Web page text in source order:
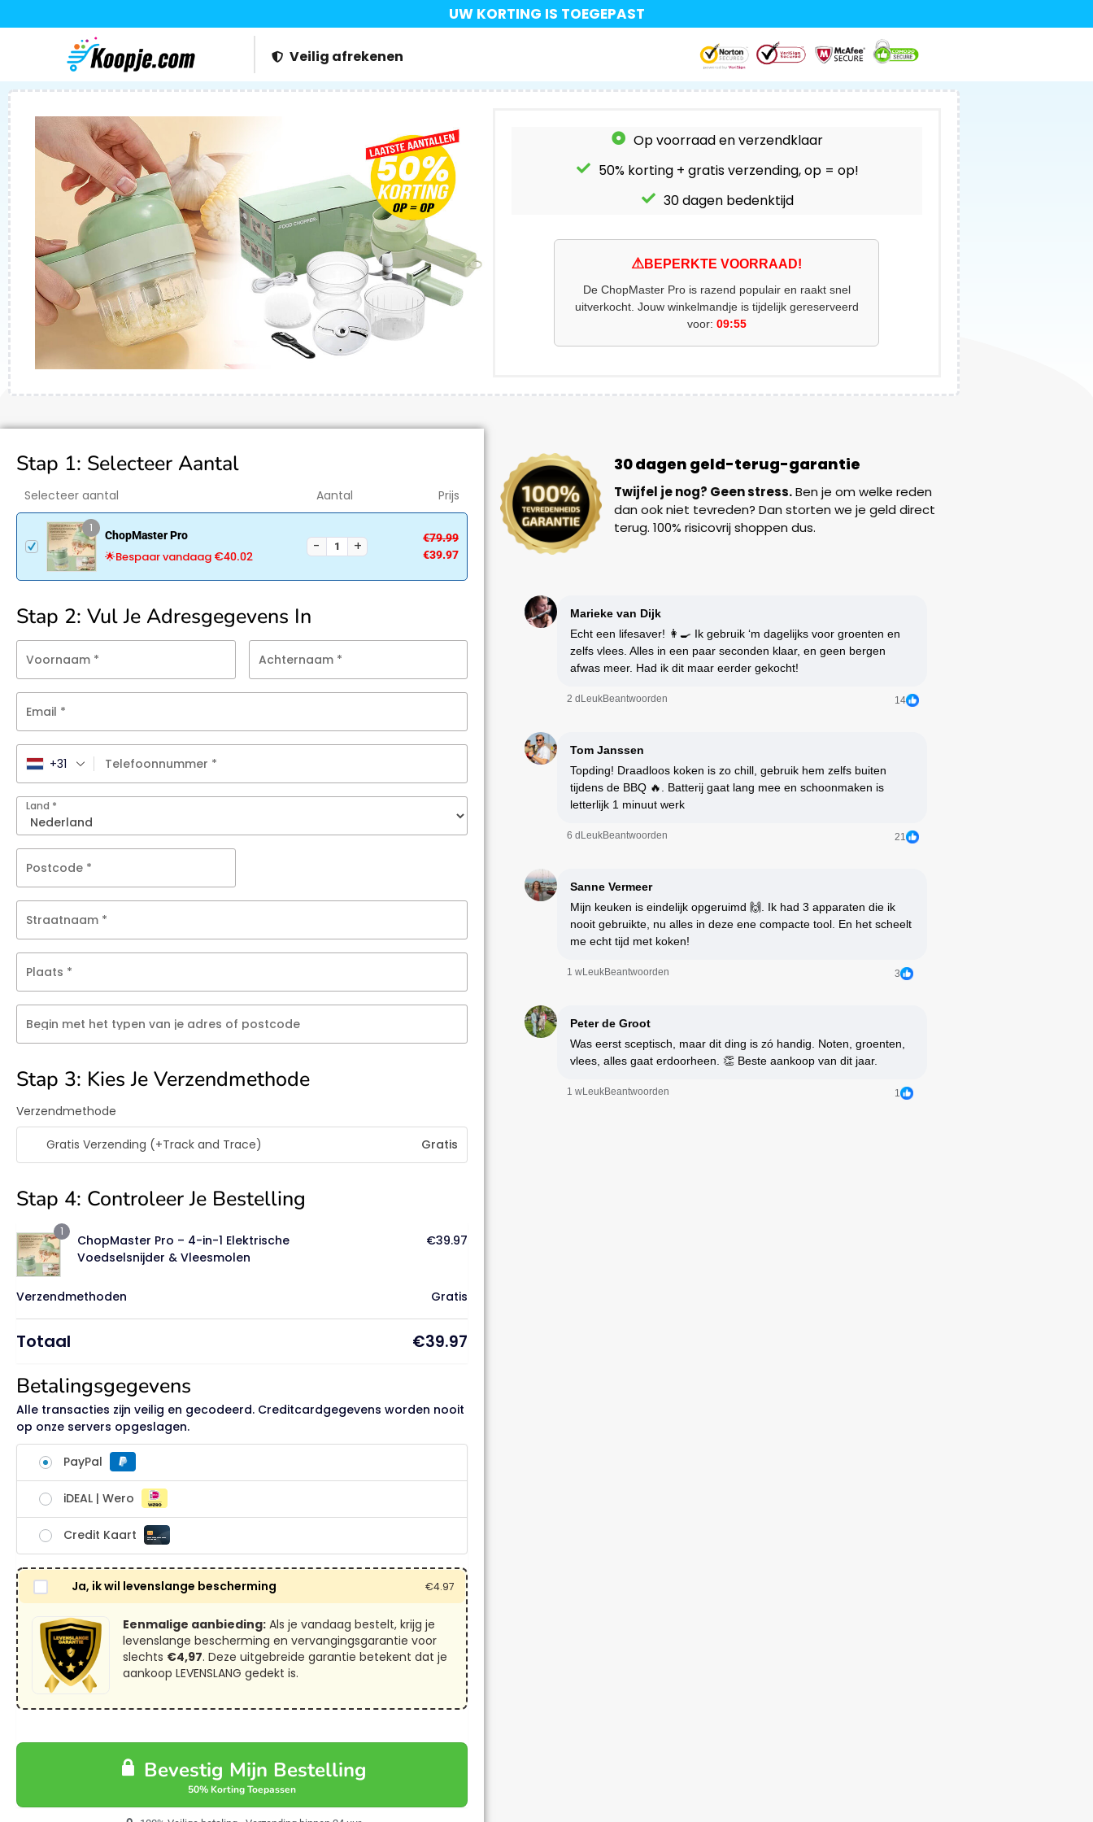
UW KORTING IS TOEGEPAST
Veilig afrekenen
Op voorraad en verzendklaar
50% korting + gratis verzending, op = op!
30 dagen bedenktijd
⚠BEPERKTE VOORRAAD!
De ChopMaster Pro is razend populair en raakt snel
uitverkocht. Jouw winkelmandje is tijdelijk gereserveerd
voor: 09:55
Stap 1: Selecteer Aantal
Selecteer aantal Aantal Prijs
1
ChopMaster Pro
🌟Bespaar vandaag €40.02
€79.99
€39.97
Stap 2: Vul Je Adresgegevens In
Voornaam * Achternaam *
Email *
Telefoonnummer *
+31
Land *
Postcode *
Straatnaam *
Plaats *
Begin met het typen van je adres of postcode
Stap 3: Kies Je Verzendmethode
Verzendmethode
Gratis Verzending (+Track and Trace) Gratis
Stap 4: Controleer Je Bestelling
1
ChopMaster Pro – 4-in-1 Elektrische
Voedselsnijder & Vleesmolen
€39.97
Verzendmethoden Gratis
Totaal €39.97
Betalingsgegevens
Alle transacties zijn veilig en gecodeerd. Creditcardgegevens worden nooit
op onze servers opgeslagen.
PayPal
iDEAL | Wero
Credit Kaart
Ja, ik wil levenslange bescherming €4.97
Eenmalige aanbieding: Als je vandaag bestelt, krijg je
levenslange bescherming en vervangingsgarantie voor
slechts €4,97. Deze uitgebreide garantie betekent dat je
aankoop LEVENSLANG gedekt is.
Bevestig Mijn Bestelling
30 dagen geld-terug-garantie​
Twijfel je nog? Geen stress.Ben je om welke reden
dan ook niet tevreden? Dan storten we je geld direct
terug. 100% risicovrij shoppen dus.
Marieke van Dijk
Echt een lifesaver! 👩‍🍳 Ik gebruik ‘m dagelijks voor groenten en
zelfs vlees. Alles in een paar seconden klaar, en geen bergen
afwas meer. Had ik dit maar eerder gekocht!
2 dLeukBeantwoorden 14
Tom Janssen
Topding! Draadloos koken is zo chill, gebruik hem zelfs buiten
tijdens de BBQ 🔥. Batterij gaat lang mee en schoonmaken is
letterlijk 1 minuut werk
6 dLeukBeantwoorden 21
Sanne Vermeer
Mijn keuken is eindelijk opgeruimd 🙌. Ik had 3 apparaten die ik
nooit gebruikte, nu alles in deze ene compacte tool. En het scheelt
me echt tijd met koken!
1 wLeukBeantwoorden 3
Peter de Groot
Was eerst sceptisch, maar dit ding is zó handig. Noten, groenten,
vlees, alles gaat erdoorheen. 👏 Beste aankoop van dit jaar.
1 wLeukBeantwoorden 1